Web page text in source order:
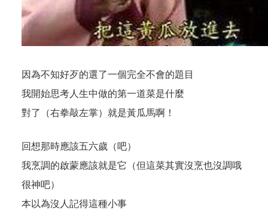
因為不知好歹的選了一個完全不會的題目
我開始思考人生中做的第一道菜是什麼
對了（右拳敲左掌）就是黃瓜馬啊！
回想那時應該五六歲（吧）
我烹調的啟蒙應該就是它（但這菜其實沒烹也沒調哦
很神吧）
本以為沒人記得這種小事